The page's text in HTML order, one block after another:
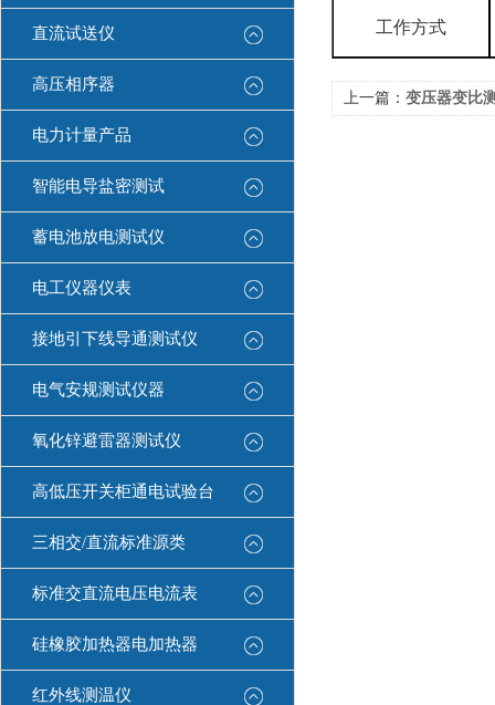
直流试送仪
高压相序器
电力计量产品
智能电导盐密测试
蓄电池放电测试仪
电工仪器仪表
接地引下线导通测试仪
电气安规测试仪器
氧化锌避雷器测试仪
高低压开关柜通电试验台
三相交/直流标准源类
标准交直流电压电流表
硅橡胶加热器电加热器
红外线测温仪
工作方式
上一篇： 变压器变比